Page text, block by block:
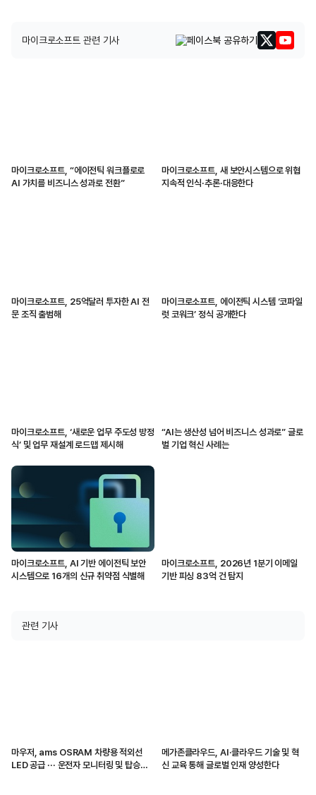
마이크로소프트 관련 기사
마이크로소프트, “에이전틱 워크플로로
AI 가치를 비즈니스 성과로 전환”
마이크로소프트, 새 보안시스템으로 위협
지속적 인식·추론·대응한다
마이크로소프트, 25억달러 투자한 AI 전
문 조직 출범해
마이크로소프트, 에이전틱 시스템 ‘코파일
럿 코워크’ 정식 공개한다
마이크로소프트, ‘새로운 업무 주도성 방정
식’ 및 업무 재설계 로드맵 제시해
“AI는 생산성 넘어 비즈니스 성과로” 글로
벌 기업 혁신 사례는
마이크로소프트, AI 기반 에이전틱 보안
시스템으로 16개의 신규 취약점 식별해
마이크로소프트, 2026년 1분기 이메일
기반 피싱 83억 건 탐지
관련 기사
마우저, ams OSRAM 차량용 적외선
LED 공급 ··· 운전자 모니터링 및 탑승자
메가존클라우드, AI·클라우드 기술 및 혁
신 교육 통해 글로벌 인재 양성한다